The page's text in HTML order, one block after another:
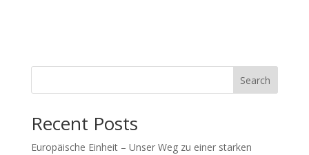
Search
Recent Posts
Europäische Einheit – Unser Weg zu einer starken